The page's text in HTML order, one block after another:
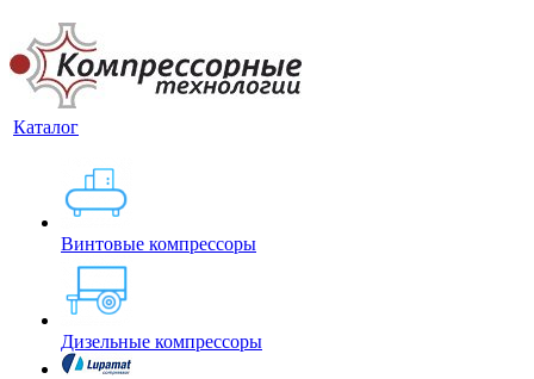
Каталог
Винтовые компрессоры
Дизельные компрессоры